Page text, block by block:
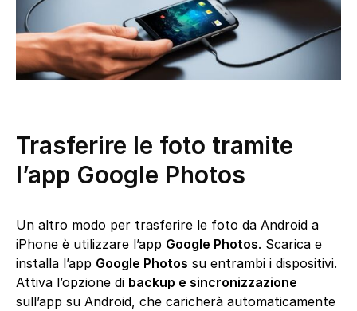
Trasferire le foto tramite
l’app Google Photos
Un altro modo per trasferire le foto da Android a
iPhone è utilizzare l’app Google Photos. Scarica e
installa l’app Google Photos su entrambi i dispositivi.
Attiva l’opzione di backup e sincronizzazione
sull’app su Android, che caricherà automaticamente